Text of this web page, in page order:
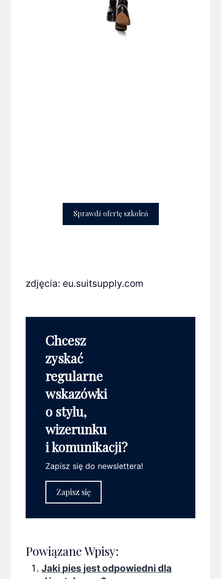
Sprawdź ofertę szkoleń
zdjęcia: eu.suitsupply.com
Chcesz
zyskać
regularne
wskazówki
o stylu,
wizerunku
i komunikacji?
Zapisz się do newslettera!
Zapisz się
Powiązane Wpisy:
Jaki pies jest odpowiedni dla